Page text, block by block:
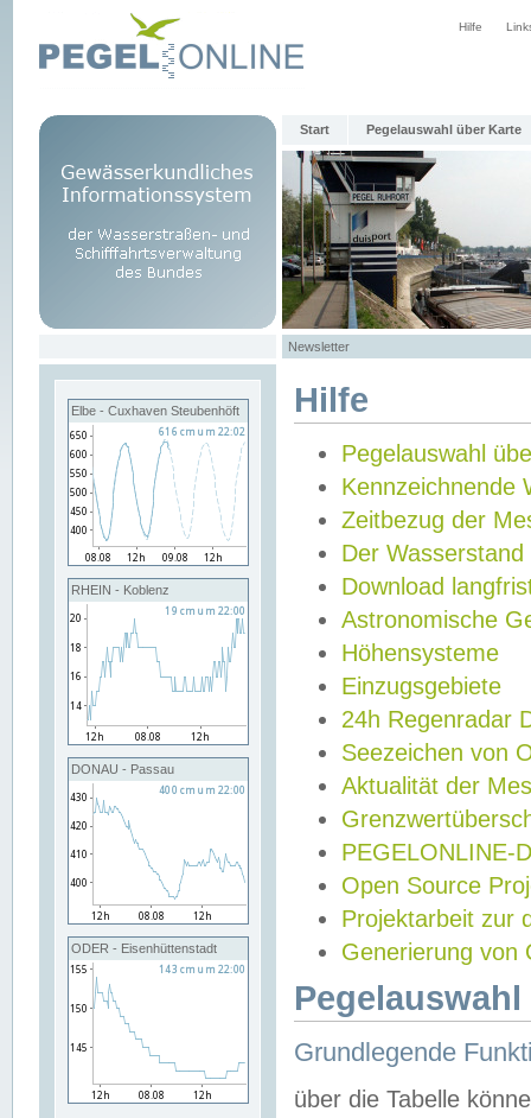
Hilfe
Start Pegelauswahl über Karte
Newsletter
Elbe - Cuxhaven Steubenhöft
RHEIN - Koblenz
DONAU - Passau
ODER - Eisenhüttenstadt
Hilfe
Pegelauswahl
Kennzeichnende
Zeitbezug der
Der Wasserstand
Download
Astronomische
Höhensysteme
Einzugsgebiete
24h Regenradar
Seezeichen von
Aktualität der
PEGELONLINE-
Open Source
Projektarbeit zur
Generierung von
Grundlegende
über die Tabelle